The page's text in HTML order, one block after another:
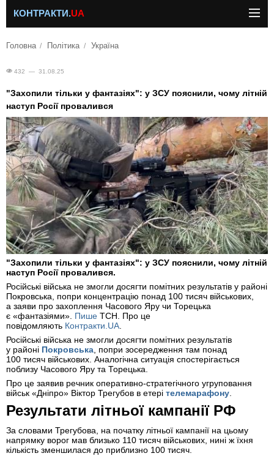
КОНТРАКТИ.UA
Головна Політика Україна
432 — 31.08.25
"Захопили тільки у фантазіях": у ЗСУ пояснили, чому літній
наступ Росії провалився
"Захопили тільки у фантазіях": у ЗСУ пояснили, чому літній
наступ Росії провалився.
Російські війська не змогли досягти помітних результатів у районі
Покровська, попри концентрацію понад 100 тисяч військових,
а заяви про захоплення Часового Яру чи Торецька
є «фантазіями». Пише ТСН. Про це
повідомляють Контракти.UA.
Російські війська не змогли досягти помітних результатів
у районі Покровська, попри зосередження там понад
100 тисяч військових. Аналогічна ситуація спостерігається
поблизу Часового Яру та Торецька.
Про це заявив речник оперативно-стратегічного угруповання
військ «Дніпро» Віктор Трегубов в етері телемарафону.
Результати літньої кампанії РФ
За словами Трегубова, на початку літньої кампанії на цьому
напрямку ворог мав близько 110 тисяч військових, нині ж їхня
кількість зменшилася до приблизно 100 тисяч.